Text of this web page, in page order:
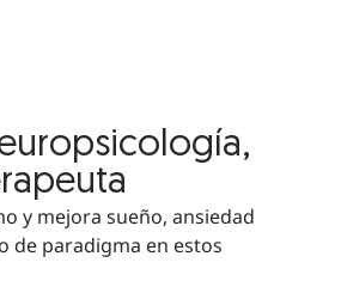
y mejora sueño, ansiedad
de paradigma en estos